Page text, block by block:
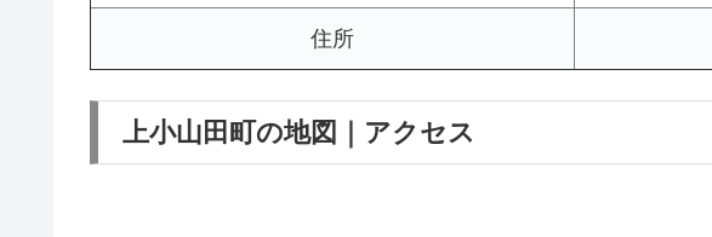
住所
上小山田町の地図｜アクセス